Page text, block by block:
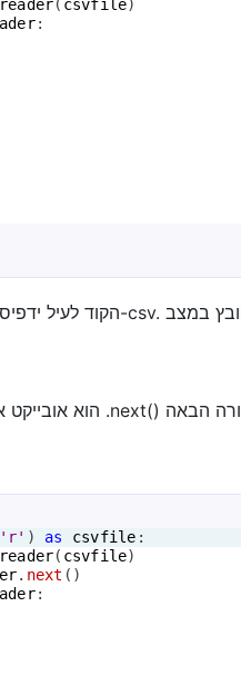
reader( csvfile)
:
'r' ) as csvfile :
reader( csvfile)
. next ( )
: